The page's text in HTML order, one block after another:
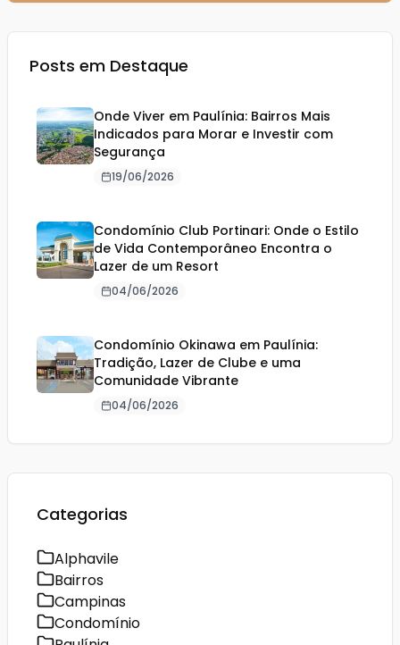
Posts em Destaque
Onde Viver em Paulínia: Bairros Mais
Indicados para Morar e Investir com
Segurança
19/06/2026
Condomínio Club Portinari: Onde o Estilo
de Vida Contemporâneo Encontra o
Lazer de um Resort
04/06/2026
Condomínio Okinawa em Paulínia:
Tradição, Lazer de Clube e uma
Comunidade Vibrante
04/06/2026
Categorias
Alphavile
Bairros
Campinas
Condomínio